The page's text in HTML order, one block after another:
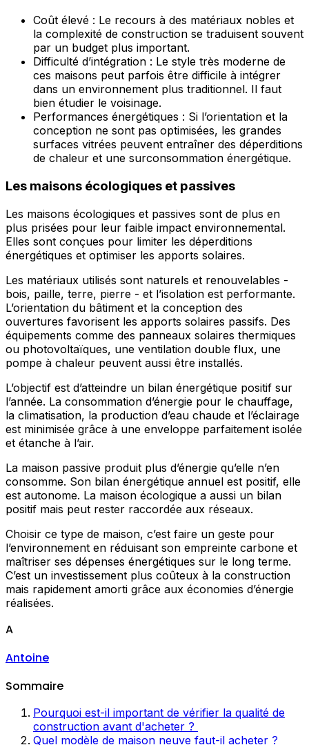
Coût élevé : Le recours à des matériaux nobles et
la complexité de construction se traduisent souvent
par un budget plus important.
Difficulté d’intégration : Le style très moderne de
ces maisons peut parfois être difficile à intégrer
dans un environnement plus traditionnel. Il faut
bien étudier le voisinage.
Performances énergétiques : Si l’orientation et la
conception ne sont pas optimisées, les grandes
surfaces vitrées peuvent entraîner des déperditions
de chaleur et une surconsommation énergétique.
Les maisons écologiques et passives
Les maisons écologiques et passives sont de plus en
plus prisées pour leur faible impact environnemental.
Elles sont conçues pour limiter les déperditions
énergétiques et optimiser les apports solaires.
Les matériaux utilisés sont naturels et renouvelables -
bois, paille, terre, pierre - et l’isolation est performante.
L’orientation du bâtiment et la conception des
ouvertures favorisent les apports solaires passifs. Des
équipements comme des panneaux solaires thermiques
ou photovoltaïques, une ventilation double flux, une
pompe à chaleur peuvent aussi être installés.
L’objectif est d’atteindre un bilan énergétique positif sur
l’année. La consommation d’énergie pour le chauffage,
la climatisation, la production d’eau chaude et l’éclairage
est minimisée grâce à une enveloppe parfaitement isolée
et étanche à l’air.
La maison passive produit plus d’énergie qu’elle n’en
consomme. Son bilan énergétique annuel est positif, elle
est autonome. La maison écologique a aussi un bilan
positif mais peut rester raccordée aux réseaux.
Choisir ce type de maison, c’est faire un geste pour
l’environnement en réduisant son empreinte carbone et
maîtriser ses dépenses énergétiques sur le long terme.
C’est un investissement plus coûteux à la construction
mais rapidement amorti grâce aux économies d’énergie
réalisées.
A
Antoine
Sommaire
Pourquoi est-il important de vérifier la qualité de
construction avant d'acheter ?
Quel modèle de maison neuve faut-il acheter ?